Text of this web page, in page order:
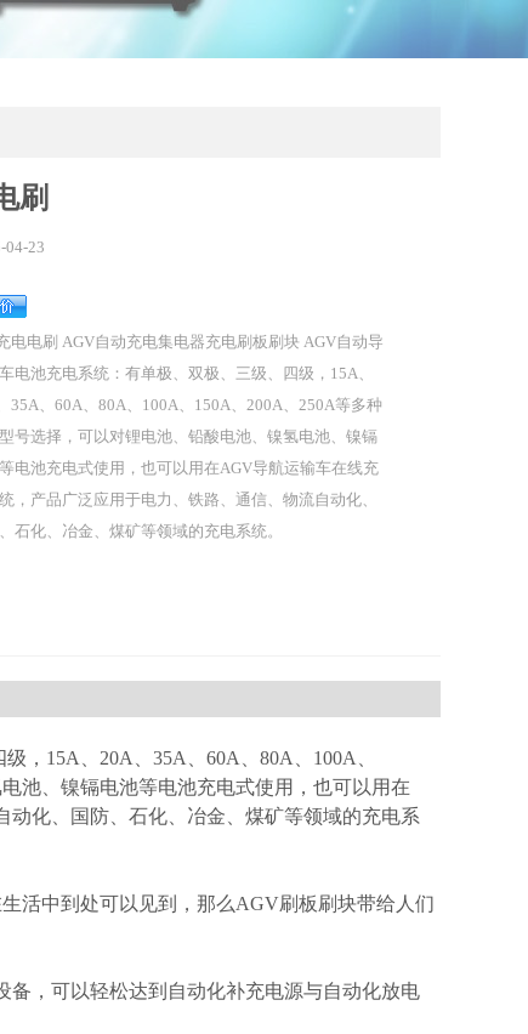
刷
04-23
电电刷 AGV自动充电集电器充电刷板刷块 AGV自动导
电池充电系统：有单极、双极、三级、四级，15A、
35A、60A、80A、100A、150A、200A、250A等多种
号选择，可以对锂电池、铅酸电池、镍氢电池、镍镉
电池充电式使用，也可以用在AGV导航运输车在线充
，产品广泛应用于电力、铁路、通信、物流自动化、
石化、冶金、煤矿等领域的充电系统。
，15A、20A、35A、60A、80A、100A、
池、镍镉电池等电池充电式使用，也可以用在
化、国防、石化、冶金、煤矿等领域的充电系
活中到处可以见到，那么AGV刷板刷块带给人们
，可以轻松达到自动化补充电源与自动化放电